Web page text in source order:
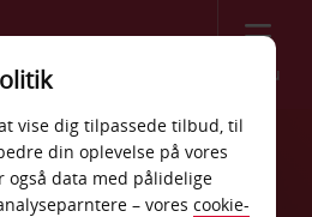
Menu
Terme
vise dig tilpassede tilbud, til
din oplevelse på vores
også data med pålidelige
– vores cookie-